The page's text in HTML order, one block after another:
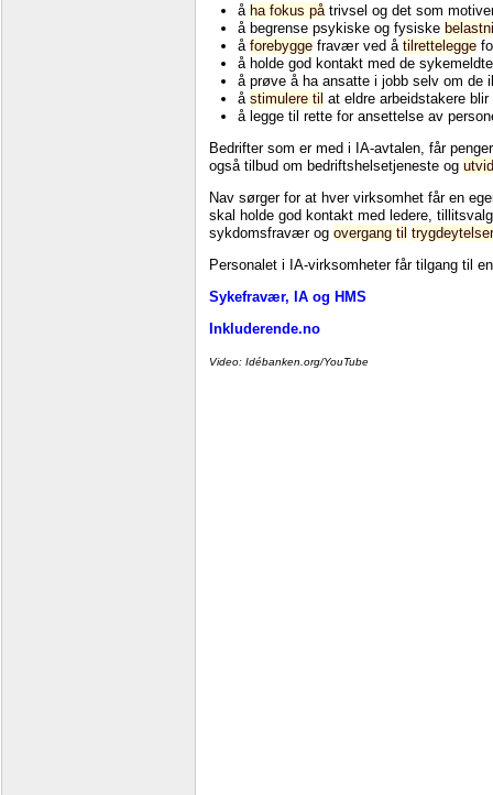
å ha fokus på trivsel og det som
å begrense psykiske og fysiske
å forebygge fravær ved å tilrettelegge
å holde god kontakt med de
å prøve å ha ansatte i jobb selv om de
å stimulere til at eldre arbeidstakere
å legge til rette for ansettelse av
Bedrifter som er med i IA-avtalen, får
også tilbud om bedriftshelsetjeneste og
Nav sørger for at hver virksomhet får en
skal holde god kontakt med ledere,
sykdomsfravær og overgang til trygdeytelser
Personalet i IA-virksomheter får tilgang til
Sykefravær, IA og HMS
Inkluderende.no
Video: Idébanken.org/YouTube